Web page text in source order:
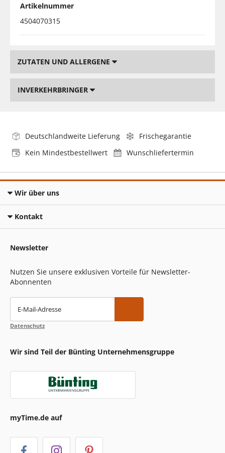
Artikelnummer
4504070315
ZUTATEN UND ALLERGENE
INVERKEHRBRINGER
Deutschlandweite Lieferung
Frischegarantie
Kein Mindestbestellwert
Wunschliefertermin
Wir über uns
Kontakt
Newsletter
Nutzen Sie unsere exklusiven Vorteile für Newsletter-
Abonnenten
E-Mail-Adresse
Datenschutz
Wir sind Teil der Bünting Unternehmensgruppe
myTime.de auf